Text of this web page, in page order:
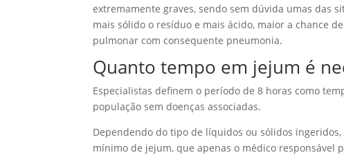
extremamente graves, sendo sem dúvida umas das
mais sólido o resíduo e mais ácido, maior a chance
pulmonar com consequente pneumonia.
Quanto tempo em jejum é
Especialistas definem o período de 8 horas como
população sem doenças associadas.
Dependendo do tipo de líquidos ou sólidos
mínimo de jejum, que apenas o médico responsável